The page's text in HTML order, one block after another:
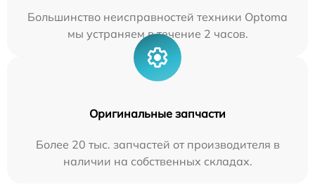
Большинство неисправностей техники Optoma
мы устраняем в течение 2 часов.
Оригинальные запчасти
Более 20 тыс. запчастей от производителя в
наличии на собственных складах.